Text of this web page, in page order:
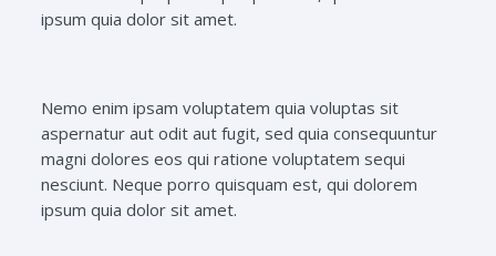
ipsum quia dolor sit amet.
Nemo enim ipsam voluptatem quia voluptas sit
aspernatur aut odit aut fugit, sed quia consequuntur
magni dolores eos qui ratione voluptatem sequi
nesciunt. Neque porro quisquam est, qui dolorem
ipsum quia dolor sit amet.